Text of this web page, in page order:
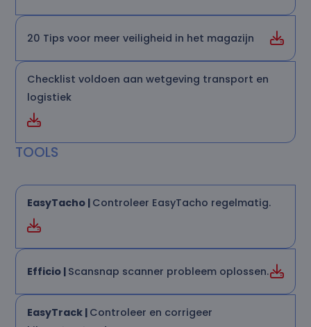
20 Tips voor meer veiligheid in het magazijn
Checklist voldoen aan wetgeving transport en
logistiek
TOOLS
EasyTacho | Controleer EasyTacho regelmatig.
Efficio | Scansnap scanner probleem oplossen.
EasyTrack | Controleer en corrigeer